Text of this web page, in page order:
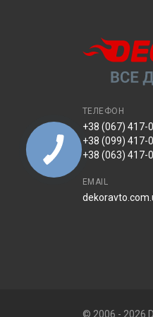
ТЕЛЕФОН
+38 (067) 417-
+38 (099) 417-
+38 (063) 417-
EMAIL
© 2006 - 2026